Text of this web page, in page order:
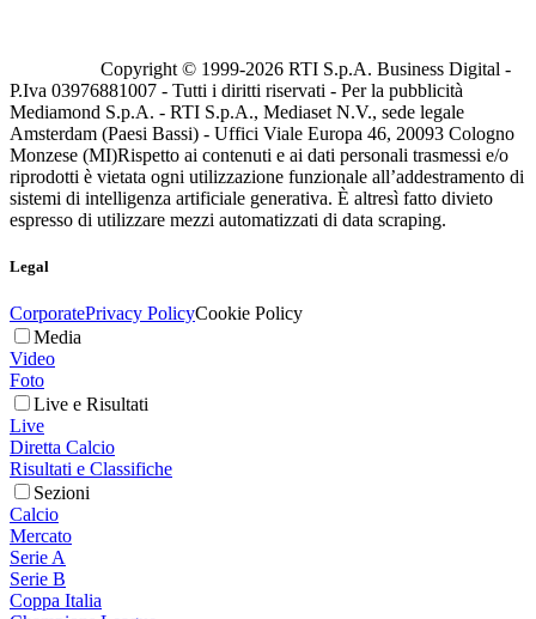
Copyright © 1999-2026 RTI S.p.A. Business Digital -
P.Iva 03976881007 - Tutti i diritti riservati - Per la pubblicità
Mediamond S.p.A. - RTI S.p.A., Mediaset N.V., sede legale
Amsterdam (Paesi Bassi) - Uffici Viale Europa 46, 20093 Cologno
Monzese (MI)Rispetto ai contenuti e ai dati personali trasmessi e/o
riprodotti è vietata ogni utilizzazione funzionale all’addestramento di
sistemi di intelligenza artificiale generativa. È altresì fatto divieto
espresso di utilizzare mezzi automatizzati di data scraping.
Legal
CorporatePrivacy PolicyCookie Policy
Media
Video
Foto
Live e Risultati
Live
Diretta Calcio
Risultati e Classifiche
Sezioni
Calcio
Mercato
Serie A
Serie B
Coppa Italia